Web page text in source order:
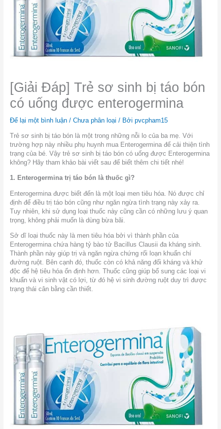
[Giải Đáp] Trẻ sơ sinh bị táo bón
có uống được enterogermina
Để lại một bình luận / Chưa phân loại / Bởi pvcpham15
Trẻ sơ sinh bị táo bón là một trong những nỗi lo của ba mẹ. Với
trường hợp này nhiều phụ huynh mua Enterogermina để cải thiện tình
trạng của bé. Vậy trẻ sơ sinh bị táo bón có uống được Enterogermina
không? Hãy tham khảo bài viết sau để biết thêm chi tiết nhé!
1. Enterogermina trị táo bón là thuốc gì?
Enterogermina được biết đến là một loại men tiêu hóa. Nó được chỉ
định để điều trị táo bón cũng như ngăn ngừa tình trạng này xảy ra.
Tuy nhiên, khi sử dụng loại thuốc này cũng cần có những lưu ý quan
trọng, không phải muốn là dùng bừa bãi.
Sở dĩ loại thuốc này là men tiêu hóa bởi vì thành phần của
Enterogermina chứa hàng tỷ bào tử Bacillus Clausii đa kháng sinh.
Thành phần này giúp trị và ngăn ngừa chứng rối loạn khuẩn chí
đường ruột. Bên cạnh đó, thuốc còn có khả năng đối kháng và khử
độc để hệ tiêu hóa ổn định hơn. Thuốc cũng giúp bổ sung các loại vi
khuẩn và vi sinh vật có lợi, từ đó hệ vi sinh đường ruột duy trì được
trạng thái cân bằng cần thiết.